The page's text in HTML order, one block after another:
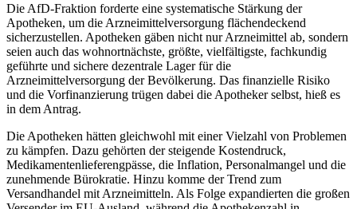
Die AfD-Fraktion forderte eine systematische Stärkung der
Apotheken, um die Arzneimittelversorgung flächendeckend
sicherzustellen. Apotheken gäben nicht nur Arzneimittel ab, sondern
seien auch das wohnortnächste, größte, vielfältigste, fachkundig
geführte und sichere dezentrale Lager für die
Arzneimittelversorgung der Bevölkerung. Das finanzielle Risiko
und die Vorfinanzierung trügen dabei die Apotheker selbst, hieß es
in dem Antrag.
Die Apotheken hätten gleichwohl mit einer Vielzahl von Problemen
zu kämpfen. Dazu gehörten der steigende Kostendruck,
Medikamentenlieferengpässe, die Inflation, Personalmangel und die
zunehmende Bürokratie. Hinzu komme der Trend zum
Versandhandel mit Arzneimitteln. Als Folge expandierten die großen